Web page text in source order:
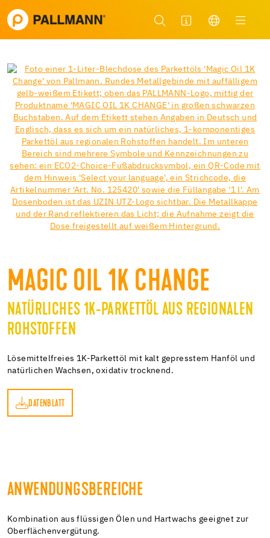
MAGIC OIL 1K CHANGE
NATÜRLICHES 1K-PARKETTÖL AUS REGIONALEN
ROHSTOFFEN
Lösemittelfreies 1K-Parkettöl mit kalt gepresstem Hanföl und
natürlichen Wachsen, oxidativ trocknend.
DATENBLATT
ANWENDUNGSBEREICHE
Kombination aus flüssigen Ölen und Hartwachs geeignet zur
Oberflächenvergütung.